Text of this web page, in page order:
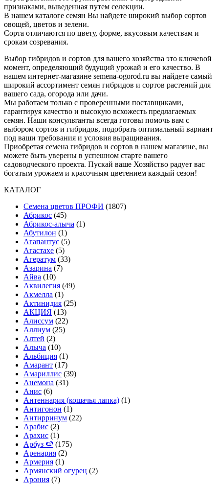
признаками, выведенная путем селекции.
В нашем каталоге семян Вы найдете широкий выбор сортов
овощей, цветов и зелени.
Сорта отличаются по цвету, форме, вкусовым качествам и
срокам созревания.
Выбор гибридов и сортов для вашего хозяйства это ключевой
момент, определяющий будущий урожай и его качество. В
нашем интернет-магазине semena-ogorod.ru вы найдете самый
широкий ассортимент семян гибридов и сортов растений для
вашего сада, огорода или дачи.
Мы работаем только с проверенными поставщиками,
гарантируя качество и высокую всхожесть предлагаемых
семян. Наши консультанты всегда готовы помочь вам с
выбором сортов и гибридов, подобрать оптимальный вариант
под ваши требования и условия выращивания.
Приобретая семена гибридов и сортов в нашем магазине, вы
можете быть уверены в успешном старте вашего
садоводческого проекта. Пускай ваше Хозяйство радует вас
богатым урожаем и красочным цветением каждый сезон!
КАТАЛОГ
Cемена цветов ПРОФИ (1807)
Абрикос (45)
Абрикос-алыча (1)
Абутилон (1)
Агапантус (5)
Агастахе (5)
Агератум (33)
Азарина (7)
Айва (10)
Аквилегия (49)
Акмелла (1)
Актинидия (25)
АКЦИЯ (13)
Алиссум (22)
Аллиум (25)
Алтей (2)
Алыча (10)
Альбиция (1)
Амарант (17)
Амариллис (39)
Анемона (31)
Анис (6)
Антеннария (кошачья лапка) (1)
Антигонон (1)
Антирринум (22)
Арабис (2)
Арахис (1)
Арбуз 🍉 (175)
Аренария (2)
Армерия (1)
Армянский огурец (2)
Арония (7)